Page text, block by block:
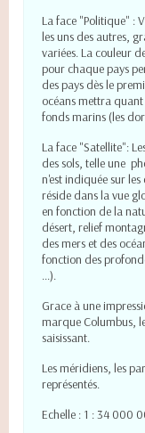
La face "Politique" :
les uns des autres,
variées. La couleur
pour chaque pays
des pays dès le
océans mettra
fonds marins (les
La face "Satellite":
des sols, telle une
n'est indiquée sur
réside dans la vue
en fonction de la
désert, relief
des mers et des
fonction des
...).
Grace à une
marque Columbus,
saisissant.
Les méridiens, les
représentés.
Echelle : 1 : 34 000